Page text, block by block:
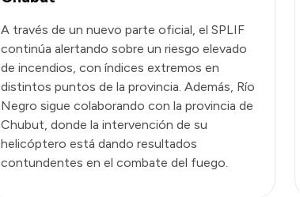
A través de un nuevo parte oficial, el SPLIF
continúa alertando sobre un riesgo elevado
de incendios, con índices extremos en
distintos puntos de la provincia. Además, Río
Negro sigue colaborando con la provincia de
Chubut, donde la intervención de su
helicóptero está dando resultados
contundentes en el combate del fuego.